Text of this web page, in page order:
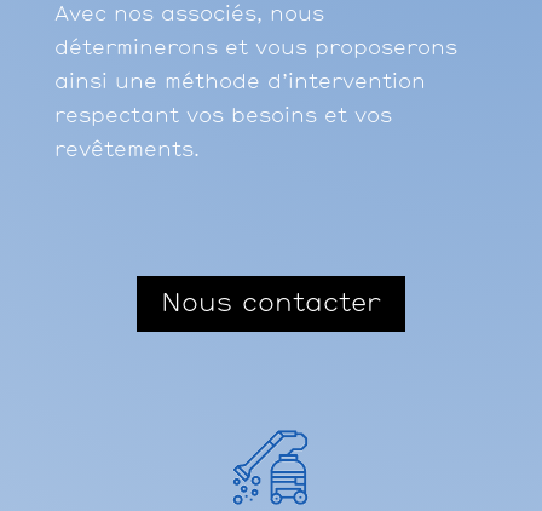
Avec nos associés, nous
déterminerons et vous proposerons
ainsi une méthode d’intervention
respectant vos besoins et vos
revêtements.
Nous contacter